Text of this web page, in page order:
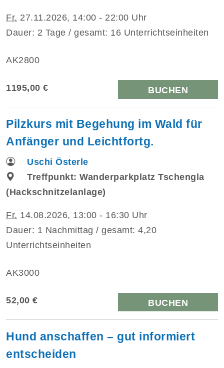
Fr. 27.11.2026, 14:00 - 22:00 Uhr
Dauer: 2 Tage / gesamt: 16 Unterrichtseinheiten
AK2800
1195,00 € BUCHEN
Pilzkurs mit Begehung im Wald für
Anfänger und Leichtfortg.
Uschi Österle
Treffpunkt: Wanderparkplatz Tschengla
(Hackschnitzelanlage)
Fr. 14.08.2026, 13:00 - 16:30 Uhr
Dauer: 1 Nachmittag / gesamt: 4,20
Unterrichtseinheiten
AK3000
52,00 € BUCHEN
Hund anschaffen – gut informiert
entscheiden